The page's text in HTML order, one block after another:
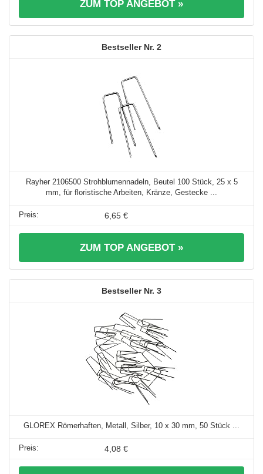
ZUM TOP ANGEBOT »
2
Rayher 2106500 Strohblumennadeln, Beutel 100 Stück, 25 x 5
mm, für floristische Arbeiten, Kränze, Gestecke ...
6,65 €
ZUM TOP ANGEBOT »
3
GLOREX Römerhaften, Metall, Silber, 10 x 30 mm, 50 Stück ...
4,08 €